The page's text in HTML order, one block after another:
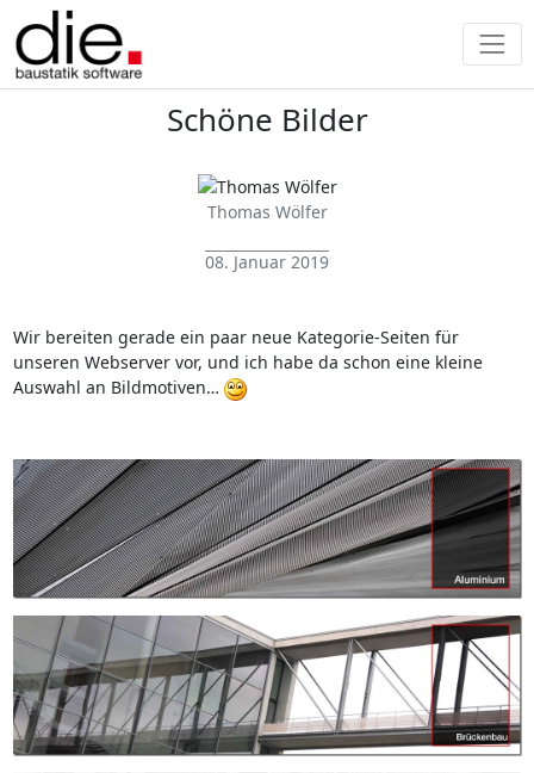
Schöne Bilder
Thomas Wölfer
08. Januar 2019
Wir bereiten gerade ein paar neue Kategorie-Seiten für
unseren Webserver vor, und ich habe da schon eine kleine
Auswahl an Bildmotiven…